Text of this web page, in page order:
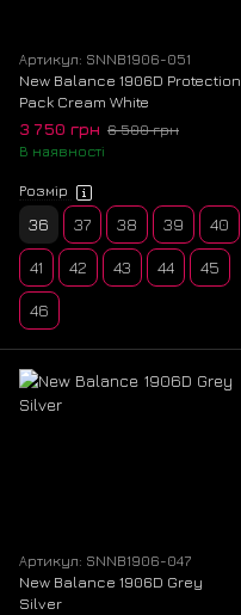
Артикул: SNNB1906-051
New Balance 1906D Protection
Pack Cream White
3 750 грн 6 500 грн
В наявності
Розмір
36 37 38 39 40
41 42 43 44 45
46
Артикул: SNNB1906-047
New Balance 1906D Grey
Silver